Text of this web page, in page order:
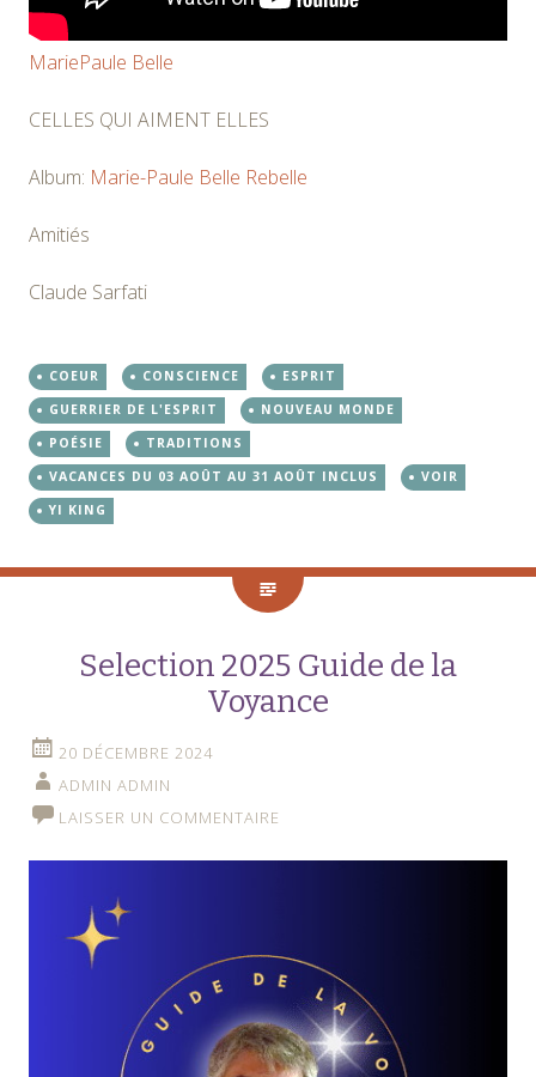
MariePaule Belle
CELLES QUI AIMENT ELLES
Album: Marie-Paule Belle Rebelle
Amitiés
Claude Sarfati
COEUR CONSCIENCE
ESPRIT
GUERRIER DE L'ESPRIT
NOUVEAU MONDE
POÉSIE
TRADITIONS
VACANCES DU 03 AOÛT AU 31 AOÛT INCLUS
VOIR
YI KING
Selection 2025 Guide de la
Voyance
20 DÉCEMBRE 2024
ADMIN ADMIN
LAISSER UN COMMENTAIRE